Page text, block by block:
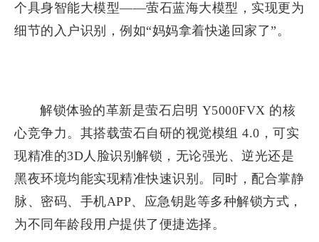
个具身智能大模型——萤石蓝海大模型，实现更为
细节的入户识别，例如“妈妈拿着快递回家了”。
解锁体验的革新是萤石启明 Y5000FVX 的核
心竞争力。其搭载萤石自研的视觉模组 4.0，可实
现精准的3D人脸识别解锁，无论强光、逆光还是
黑夜环境均能实现精准快速识别。同时，配合掌静
脉、密码、手机APP、应急钥匙等多种解锁方式，
为不同年龄段用户提供了便捷选择。